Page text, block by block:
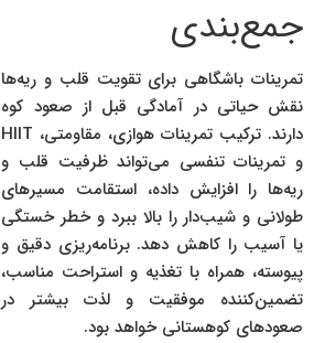
جمع‌بندی
تمرینات باشگاهی برای تقویت قلب و ریه‌ها
نقش حیاتی در آمادگی قبل از صعود کوه
دارند. ترکیب تمرینات هوازی، مقاومتی، HIIT
و تمرینات تنفسی می‌تواند ظرفیت قلب و
ریه‌ها را افزایش داده، استقامت مسیرهای
طولانی و شیب‌دار را بالا ببرد و خطر خستگی
یا آسیب را کاهش دهد. برنامه‌ریزی دقیق و
پیوسته، همراه با تغذیه و استراحت مناسب،
تضمین‌کننده موفقیت و لذت بیشتر در
صعودهای کوهستانی خواهد بود.